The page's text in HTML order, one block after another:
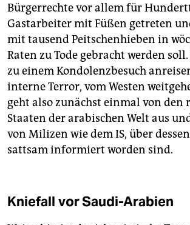
Bürgerrechte vor allem für
Gastarbeiter mit Füßen getreten
mit tausend Peitschenhieben in
Raten zu Tode gebracht werden
zu einem Kondolenzbesuch
interne Terror, vom Westen
geht also zunächst einmal von den
Staaten der arabischen Welt aus
von Milizen wie dem IS, über
sattsam informiert worden sind.
Kniefall vor Saudi-Arabien